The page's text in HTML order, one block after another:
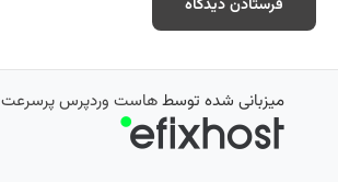
میزبانی شده توسطهاست وردپرس پرسرعت